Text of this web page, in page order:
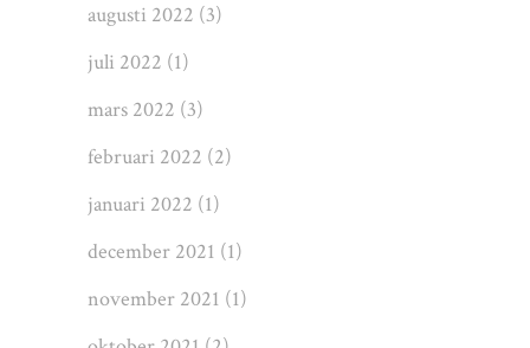
augusti 2022 (3)
juli 2022 (1)
mars 2022 (3)
februari 2022 (2)
januari 2022 (1)
december 2021 (1)
november 2021 (1)